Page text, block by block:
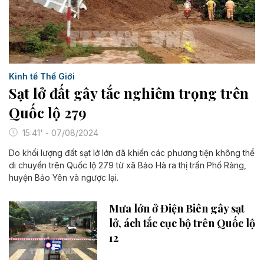
Kinh tế Thế Giới
Sạt lở đất gây tắc nghiêm trọng trên
Quốc lộ 279
15:41' - 07/08/2024
Do khối lượng đất sạt lở lớn đã khiến các phương tiện không thể
di chuyển trên Quốc lộ 279 từ xã Bảo Hà ra thị trấn Phố Ràng,
huyện Bảo Yên và ngược lại.
Mưa lớn ở Điện Biên gây sạt
lở, ách tắc cục bộ trên Quốc lộ
12